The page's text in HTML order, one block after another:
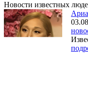
Новости известных